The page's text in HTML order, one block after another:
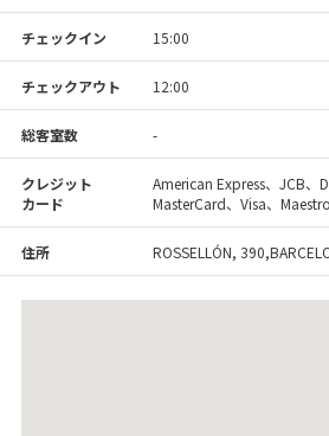
チェックイン 15:00
チェックアウト 12:00
総客室数 -
クレジット
カード
American Express、JCB、
MasterCard、Visa、
住所 ROSSELLÓN,